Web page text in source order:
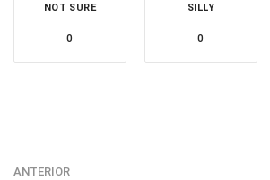
NOT SURE
0
SILLY
0
ANTERIOR